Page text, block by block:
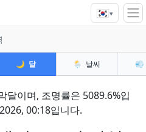
🇰🇷▾
🌙 달 🌦️ 날씨 💨
달이며, 조명률은 5089.6%입
00:18입니다.